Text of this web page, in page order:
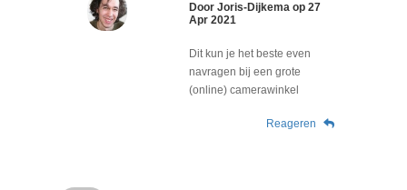
Door Joris-Dijkema op27
Apr 2021
Dit kun je het beste even
navragen bij een grote
(online) camerawinkel
Reageren